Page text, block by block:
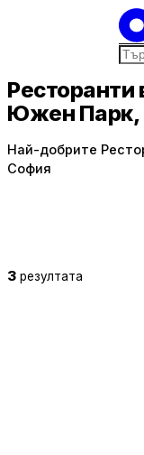
Южен Парк,
Най-добрите
София
3 резултата